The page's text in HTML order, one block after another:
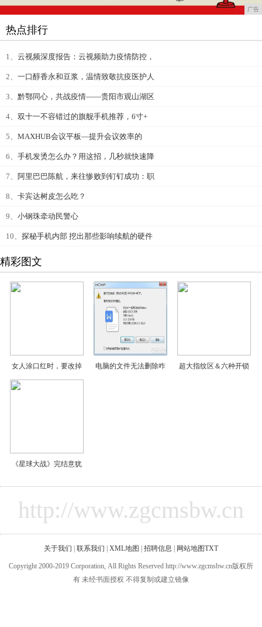
广告
热点排行
1、 云视频深度报告：云视频助力疫情防控，
2、 一口醇香永和豆浆，温情致敬抗疫医护人
3、 黔鄂同心，共战疫情——贵阳市观山湖区
4、 双十一不容错过的旗舰手机推荐，6寸+
5、 MAXHUB会议平板—提升会议效率的
6、 手机发烫怎么办？用这招，几秒就快速降
7、 阿里巴巴陈航，来往惨败到钉钉成功：职
8、 卡宾达树皮怎么吃？
9、 小钢珠牵动民警心
10、 探秘手机内部 挖出那些影响续航的硬件
精彩图文
女人涂口红时，要改掉 电脑的文件无法删除咋 超大指纹区＆六种开锁
《星球大战》完结意犹
http://www.zgcmsbw.cn
关于我们 联系我们 XML地图 招聘信息 网站地图TXT
Copyright 2000-2019 Corporation, All Rights Reserved http://www.zgcmsbw.cn版权所
有 未经书面授权 不得复制或建立镜像